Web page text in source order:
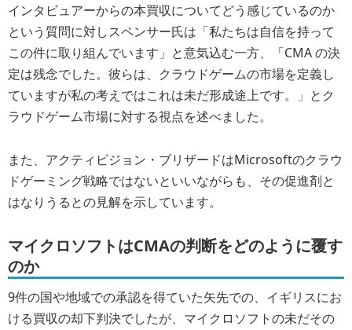
インタビュアーからの本買収についてどう感じているのか
という質問に対しスペンサー氏は「私たちは自信を持って
この件に取り組んでいます」と意気込む一方、「CMA の決
定は残念でした。彼らは、クラウドゲームの市場を定義し
ていますが私の考えではこれは未だ形成途上です。」とク
ラウドゲーム市場に対する視点を述べました。
また、アクティビジョン・ブリザードはMicrosoftのクラウ
ドゲーミング戦略ではないといいながらも、その促進剤と
はなりうるとの見解を示しています。
マイクロソフトはCMAの判断をどのように覆す
のか
9件の国や地域での承認を得ていた矢先での、イギリスにお
ける買収の却下判決でしたが、マイクロソフトの未だその